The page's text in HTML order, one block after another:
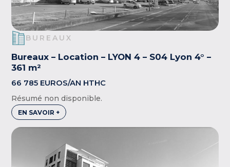
BUREAUX
Bureaux – Location – LYON 4 – S04 Lyon 4° –
361 m²
66 785 EUROS/AN HTHC
Résumé non disponible.
EN SAVOIR +